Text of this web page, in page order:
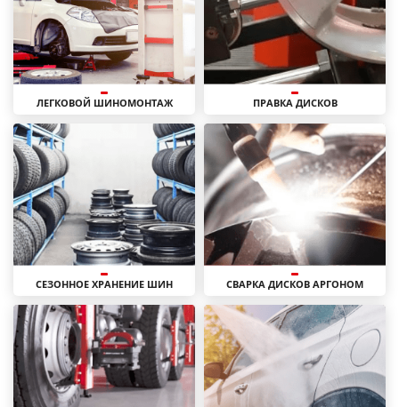
ЛЕГКОВОЙ ШИНОМОНТАЖ ПРАВКА ДИСКОВ
СЕЗОННОЕ ХРАНЕНИЕ ШИН СВАРКА ДИСКОВ АРГОНОМ